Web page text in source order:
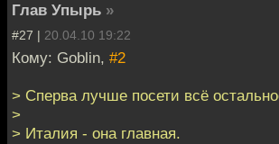
Глав Упырь »
#27 | 20.04.10 19:22
Кому: Goblin, #2
> Сперва лучше посети всё
>
> Италия - она главная.